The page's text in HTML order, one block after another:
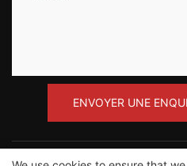
ENVOYER UNE